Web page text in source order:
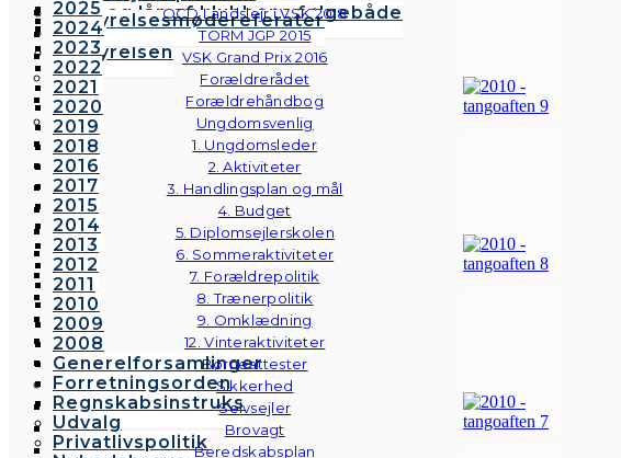
OCD Landslejr i VSK 2018
TORM JGP 2015
VSK Grand Prix 2016
Forældrerådet
Forældrehåndbog
Ungdomsvenlig
1. Ungdomsleder
2. Aktiviteter
3. Handlingsplan og mål
4. Budget
5. Diplomsejlerskolen
6. Sommeraktiviteter
7. Forældrepolitik
8. Trænerpolitik
9. Omklædning
12. Vinteraktiviteter
Børneattester
Sikkerhed
Selvsejler
Brovagt
Beredskabsplan
Brug og lån af klubbens følgebåde
Vedtægter
Bestyrelsen
Bestyrelsesmødereferater
2025
2024
2023
2022
2021
2020
2019
2018
2016
2017
2015
2014
2013
2012
2011
2010
2009
2008
Generelforsamlinger
Forretningsorden
Regnskabsinstruks
Udvalg
Privatlivspolitik